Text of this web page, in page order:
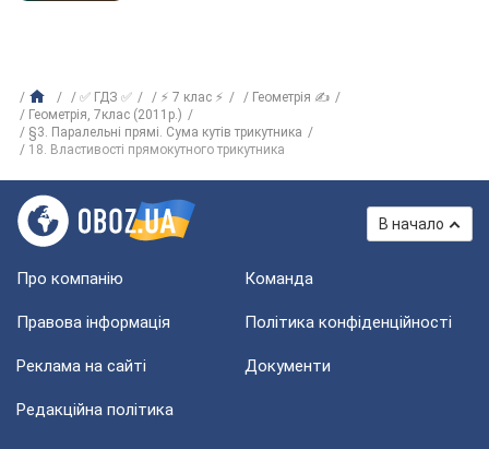
✅ ГДЗ ✅ ⚡ 7 клас ⚡
Геометрія ✍
Геометрія, 7клас (2011р.)
§3. Паралельні прямі. Сума кутів трикутника
18. Властивості прямокутного трикутника
В начало
Про компанію Команда
Правова інформація Політика конфіденційності
Реклама на сайті Документи
Редакційна політика